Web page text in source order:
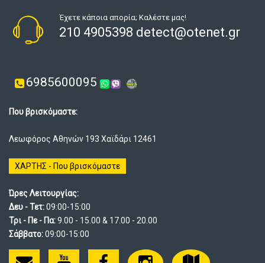
Έχετε κάποια απορία; Καλέστε μας!
210 4905398 detect@otenet.gr
6985600095
Που βρισκόμαστε:
Λεωφόρος Αθηνών 193 Χαϊδάρι 12461
ΧΑΡΤΗΣ - Που βρισκόμαστε
Ώρες Λειτουργίας:
Δευ - Τετ:09:00-15:00
Τρι - Πε - Πα:9.00 - 15.00 & 17.00 - 20.00
Σάββατο:09:00-15:00